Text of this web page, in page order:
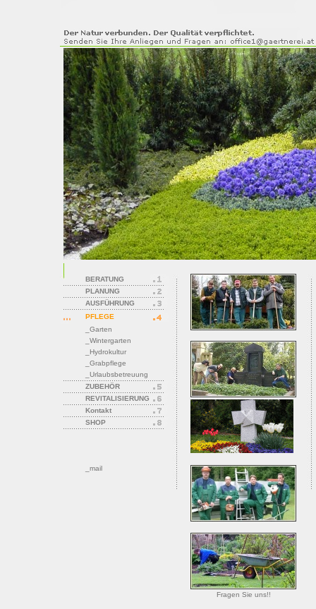
BERATUNG
PLANUNG
AUSFÜHRUNG
PFLEGE
_Garten
_Wintergarten
_Hydrokultur
_Grabpflege
_Urlaubsbetreuung
ZUBEHÖR
REVITALISIERUNG
Kontakt
SHOP
_mail
Fragen Sie uns!!